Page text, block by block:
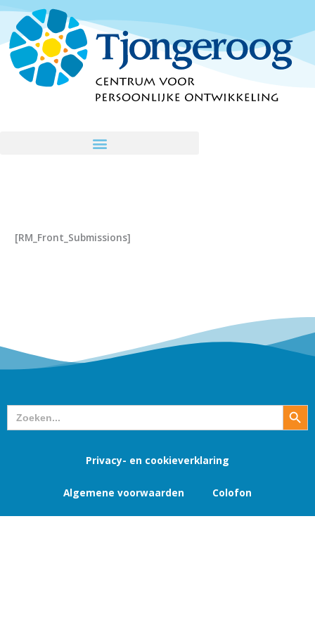
Ga
naar
de
inhoud
[RM_Front_Submissions]
Zoek
naar:
Privacy- en cookieverklaring
Algemene voorwaarden Colofon